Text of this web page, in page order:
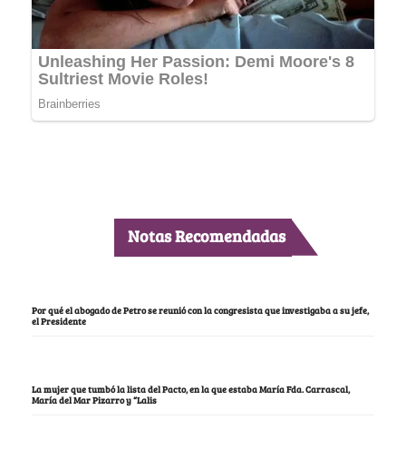
Notas Recomendadas
Por qué el abogado de Petro se reunió con la congresista que investigaba a su jefe,
el Presidente
La mujer que tumbó la lista del Pacto, en la que estaba María Fda. Carrascal,
María del Mar Pizarro y “Lalis